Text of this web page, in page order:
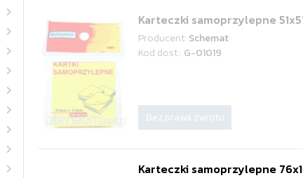
Karteczki samoprzylepne
Producent: Schemat
Kod dost.: G-01019
Bez prawa zwrotu
Karteczki samoprzylepne